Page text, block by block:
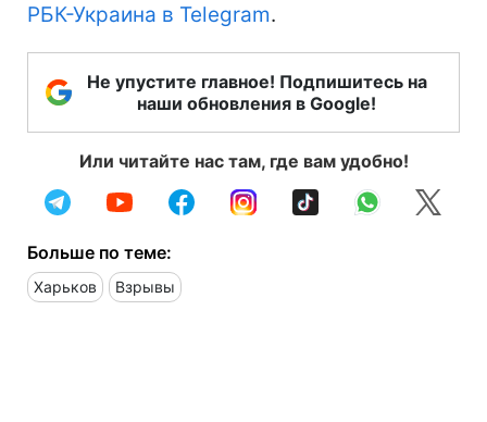
РБК-Украина в Telegram.
Не упустите главное! Подпишитесь на
наши обновления в Google!
Или читайте нас там, где вам удобно!
Больше по теме:
Харьков Взрывы